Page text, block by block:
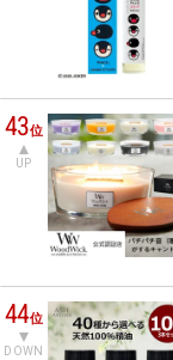
43位
UP
44位
DOWN